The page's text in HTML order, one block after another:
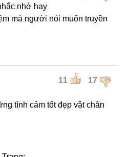
nhở hay
mà người nói muốn truyền
11 17
tình cảm tốt đẹp vật chân